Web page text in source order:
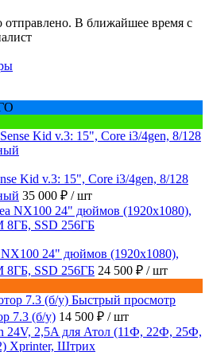
В ближайшее время с
Kid v.3: 15", Core i3/4gen, 8/128
35 000 ₽ / шт
24" дюймов (1920x1080),
8ГБ, SSD 256ГБ 24 500 ₽ / шт
Быстрый просмотр
7.3 (б/у) 14 500 ₽ / шт